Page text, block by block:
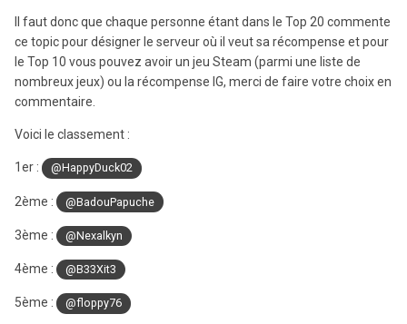
Il faut donc que chaque personne étant dans le Top 20 commente
ce topic pour désigner le serveur où il veut sa récompense et pour
le Top 10 vous pouvez avoir un jeu Steam (parmi une liste de
nombreux jeux) ou la récompense IG, merci de faire votre choix en
commentaire.
Voici le classement :
1er : @HappyDuck02
2ème : @BadouPapuche
3ème : @Nexalkyn
4ème : @B33Xit3
5ème : @floppy76